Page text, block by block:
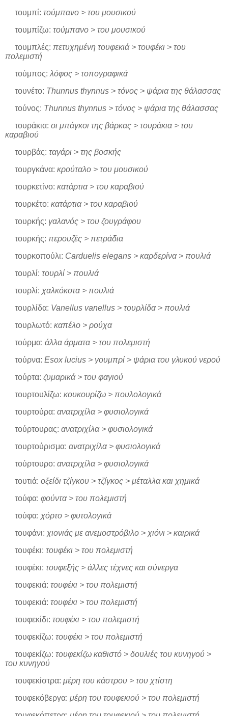
τουμπί: τούμπανο > του μουσικού
τουμπίζω: τούμπανο > του μουσικού
τουμπλές: πετυχημένη τουφεκιά > τουφέκι > του
πολεμιστή
τούμπος: λόφος > τοπογραφικά
τουνέτο: Thunnus thynnus > τόνος > ψάρια της θάλασσας
τούνος: Thunnus thynnus > τόνος > ψάρια της θάλασσας
τουράκια: οι μπάγκοι της βάρκας > τουράκια > του
καραβιού
τουρβάς: ταγάρι > της βοσκής
τουργκάνα: κρούταλο > του μουσικού
τουρκετίνο: κατάρτια > του καραβιού
τουρκέτο: κατάρτια > του καραβιού
τουρκής: γαλανός > του ζουγράφου
τουρκής: περουζές > πετράδια
τουρκοπούλι: Carduelis elegans > καρδερίνα > πουλιά
τουρλί: τουρλί > πουλιά
τουρλί: χαλκόκοτα > πουλιά
τουρλίδα: Vanellus vanellus > τουρλίδα > πουλιά
τουρλωτό: καπέλο > ρούχα
τούρμα: άλλα άρματα > του πολεμιστή
τούρνα: Esox lucius > γουμπρί > ψάρια του γλυκού νερού
τούρτα: ζυμαρικά > του φαγιού
τουρτουλίζω: κουκουρίζω > πουλολογικά
τουρτούρα: ανατριχίλα > φυσιολογικά
τούρτουρας: ανατριχίλα > φυσιολογικά
τουρτούρισμα: ανατριχίλα > φυσιολογικά
τούρτουρο: ανατριχίλα > φυσιολογικά
τουτιά: οξείδι τζίγκου > τζίγκος > μέταλλα και χημικά
τούφα: φούντα > του πολεμιστή
τούφα: χόρτο > φυτολογικά
τουφάνι: χιονιάς με ανεμοστρόβιλο > χιόνι > καιρικά
τουφέκι: τουφέκι > του πολεμιστή
τουφέκι: τουφεξής > άλλες τέχνες και σύνεργα
τουφεκιά: τουφέκι > του πολεμιστή
τουφεκιά: τουφέκι > του πολεμιστή
τουφεκίδι: τουφέκι > του πολεμιστή
τουφεκίζω: τουφέκι > του πολεμιστή
τουφεκίζω: τουφεκίζω καθιστό > δουλιές του κυνηγού >
του κυνηγού
τουφεκίστρα: μέρη του κάστρου > του χτίστη
τουφεκόβεργα: μέρη του τουφεκιού > του πολεμιστή